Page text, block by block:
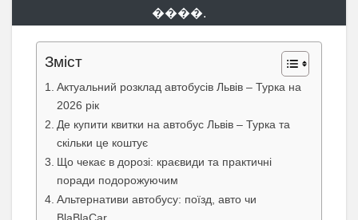
����.
Зміст
Актуальний розклад автобусів Львів – Турка на
2026 рік
Де купити квитки на автобус Львів – Турка та
скільки це коштує
Що чекає в дорозі: краєвиди та практичні
поради подорожуючим
Альтернативи автобусу: поїзд, авто чи
BlaBlaCar